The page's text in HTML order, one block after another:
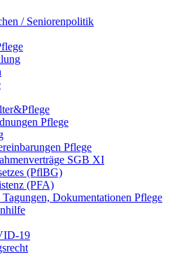
/ Seniorenpolitik
Pflege
Pflege
SGB XI
(PflBG)
(PFA)
Tagungen, Dokumentationen Pflege
19